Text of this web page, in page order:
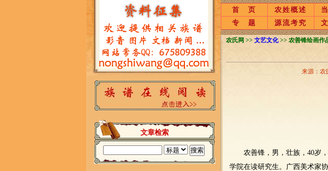
首 页 农姓概述
专 题
源流考究
文章检索
农氏网 >> 文艺文化>> 农善锋绘画作
来源：
农善锋，男，壮族，40岁，
学院在读研究生。广西美术家